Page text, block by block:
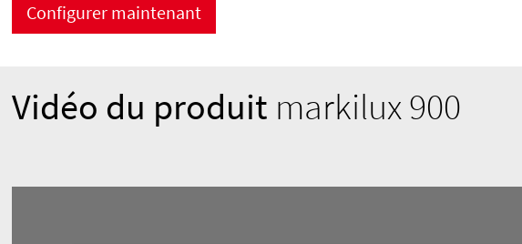
Configurer maintenant
Vidéo du produit markilux 900